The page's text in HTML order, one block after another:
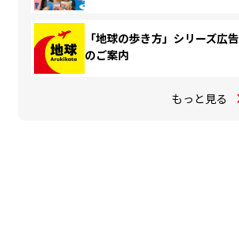
「地球の歩き方」シリーズ広告
のご案内
もっと見る